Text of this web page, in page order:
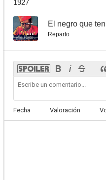
1927
-- El negro que
Reparto
Fecha Valoración